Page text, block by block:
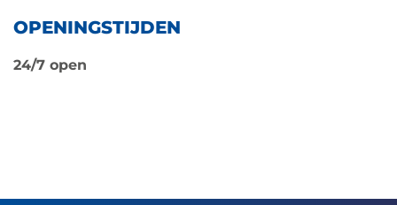
OPENINGSTIJDEN
24/7 open